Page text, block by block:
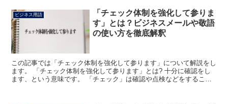
ビジネス用語
「チェック体制を強化して参りま
す」とは？ビジネスメールや敬語
の使い方を徹底解釈
この記事では「チェック体制を強化して参ります」について解説をし
ます。 「チェック体制を強化して参ります」とは? 十分に確認をし
ます、という意味です。 「チェック」は確認や点検などをすること